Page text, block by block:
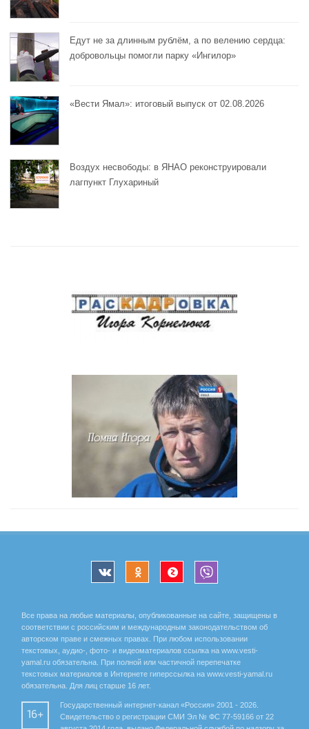
Едут не за длинным рублём, а по велению сердца:
добровольцы помогли парку «Ингилор»
«Вести Ямал»: итоговый выпуск от 02.08.2026
Воздух несвободы: в ЯНАО реконструировали
лагпункт Глухариный
Все права на любые материалы, опубликованные на сайте, защищены в
соответствии с российским и международным законодательством об
авторском праве и смежных правах. При любом использовании
текстовых, аудио-, фото- и видеоматериалов ссылка на www.vesti-
yamal.ru обязательна. При полной или частичной перепечатке
текстовых материалов в Интернете гиперссылка на www.vesti-yamal.ru
обязательна. Для лиц старше 16 лет.
16+
Государственный интернет-канал «Россия» 2001 - 2026.
Свидетельство о регистрации СМИ Эл № ФС 77-59166 от 22